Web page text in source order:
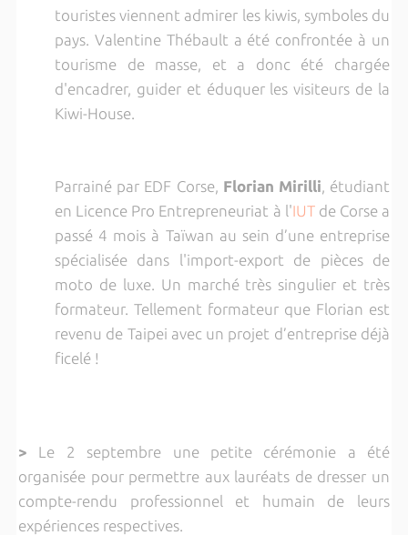
touristes viennent admirer les kiwis, symboles du
pays. Valentine Thébault a été confrontée à un
tourisme de masse, et a donc été chargée
d'encadrer, guider et éduquer les visiteurs de la
Kiwi-House.
Parrainé par EDF Corse, Florian Mirilli, étudiant
en Licence Pro Entrepreneuriat à l'IUTde Corse a
passé 4 mois à Taïwan au sein d’une entreprise
spécialisée dans l'import-export de pièces de
moto de luxe. Un marché très singulier et très
formateur. Tellement formateur que Florian est
revenu de Taipei avec un projet d’entreprise déjà
ficelé !
> Le 2 septembre une petite cérémonie a été
organisée pour permettre aux lauréats de dresser un
compte-rendu professionnel et humain de leurs
expériences respectives.